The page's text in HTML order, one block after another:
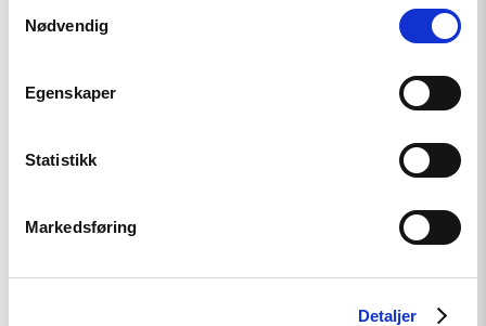
Nødvendig
Egenskaper
Statistikk
Markedsføring
Detaljer